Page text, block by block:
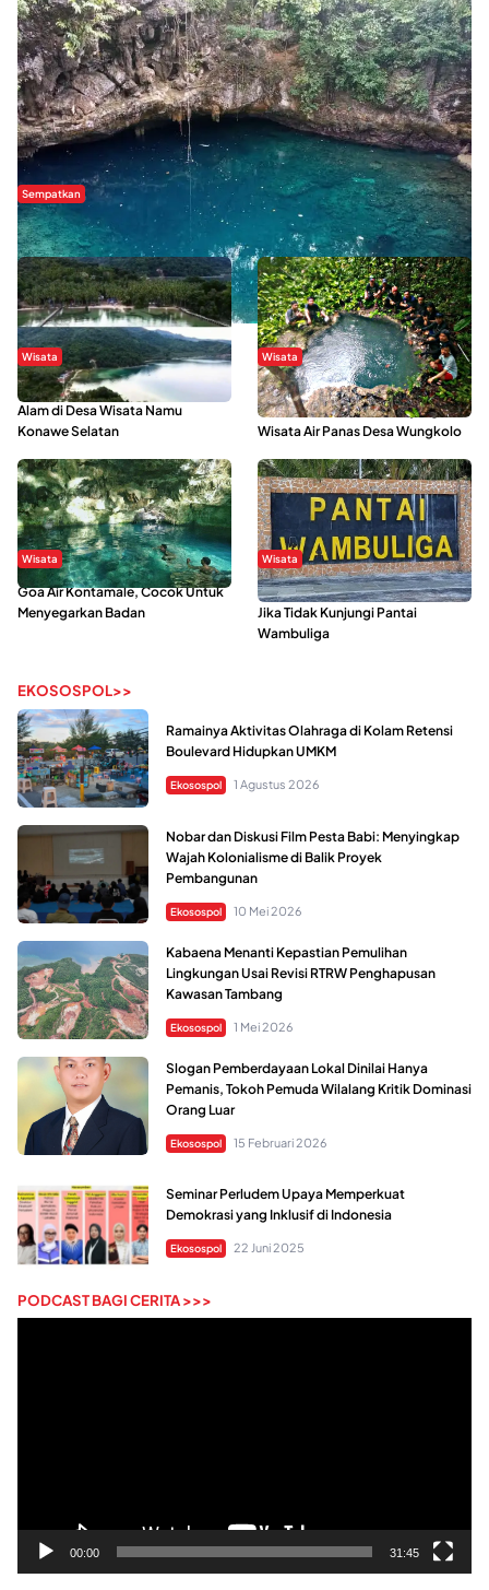
Sempatkan
Danau Rebi-Rebi, Pesona Alam Tersembunyi di Morowali
Wisata
Menikmati Suasana Keindahan
Alam di Desa Wisata Namu
Konawe Selatan
Wisata
Sering Menjadi Tempat Refreshing
Mahasiswa KKN, Yuk Kunjungi
Wisata Air Panas Desa Wungkolo
Wisata
Goa Air Kontamale, Cocok Untuk
Menyegarkan Badan
Wisata
Berkunjung Ke Wakatobi, Nyesal
Jika Tidak Kunjungi Pantai
Wambuliga
EKOSOSPOL>>
Ramainya Aktivitas Olahraga di Kolam Retensi
Boulevard Hidupkan UMKM
Ekosospol 1 Agustus 2026
Nobar dan Diskusi Film Pesta Babi: Menyingkap
Wajah Kolonialisme di Balik Proyek
Pembangunan
Ekosospol 10 Mei 2026
Kabaena Menanti Kepastian Pemulihan
Lingkungan Usai Revisi RTRW Penghapusan
Kawasan Tambang
Ekosospol 1 Mei 2026
Slogan Pemberdayaan Lokal Dinilai Hanya
Pemanis, Tokoh Pemuda Wilalang Kritik Dominasi
Orang Luar
Ekosospol 15 Februari 2026
Seminar Perludem Upaya Memperkuat
Demokrasi yang Inklusif di Indonesia
Ekosospol 22 Juni 2025
PODCAST BAGI CERITA >>>
00:00 31:45